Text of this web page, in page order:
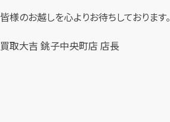
皆様のお越しを心よりお待ちしております。
買取大吉 銚子中央町店 店長